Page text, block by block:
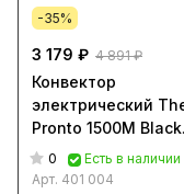
-35%
3 179 ₽ 4 891 ₽
Конвектор
электрический
Pronto 1500M Black
[Чёрный, 401 004]
0
Есть в наличии
Арт. 401 004